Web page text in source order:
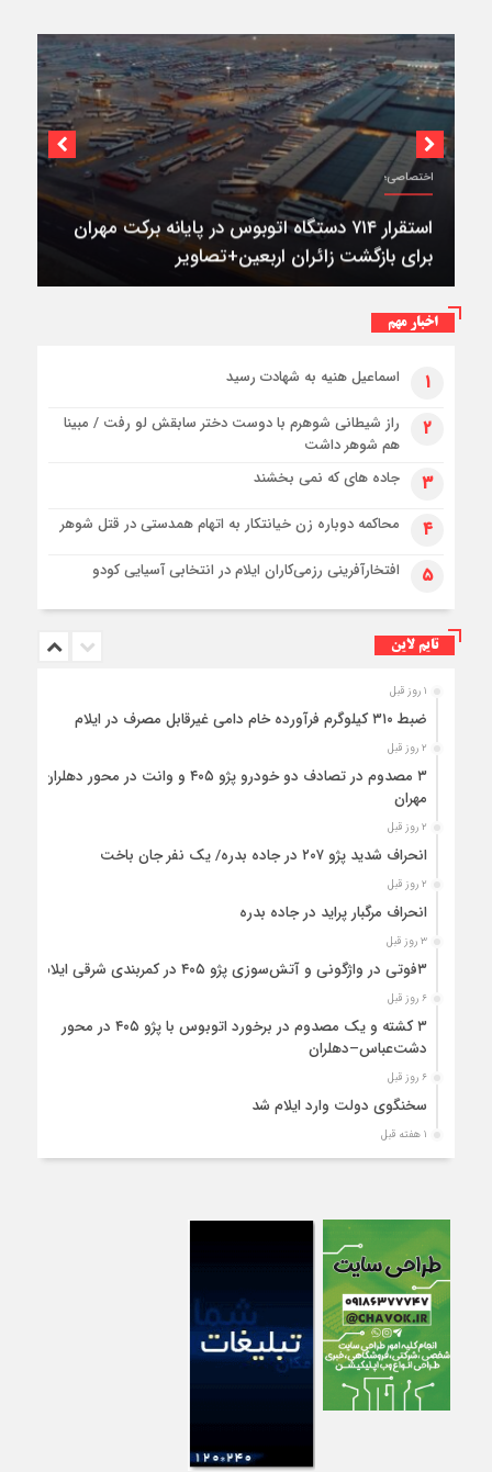
اختصاصی؛
استقرار ۷۱۴ دستگاه اتوبوس در پایانه برکت مهران
برای بازگشت زائران اربعین+تصاویر
اخبار مهم
۱ اسماعیل هنیه به شهادت رسید
۲
راز شیطانی شوهرم با دوست دختر سابقش لو رفت / مبینا
هم شوهر داشت
۳ جاده های که نمی بخشند
۴ محاکمه دوباره زن خیانتکار به اتهام همدستی در قتل شوهر
۵ افتخارآفرینی رزمی‌کاران ایلام در انتخابی آسیایی کودو
تایم لاین
۱ روز قبل
ضبط ۳۱۰ کیلوگرم فرآورده خام دامی غیرقابل مصرف در ایلام
۲ روز قبل
۳ مصدوم در تصادف دو خودرو پژو ۴۰۵ و وانت در محور دهلران-
مهران
۲ روز قبل
انحراف شدید پژو ۲۰۷ در جاده بدره/ یک نفر جان باخت
۲ روز قبل
انحراف مرگبار پراید در جاده بدره
۳ روز قبل
۳فوتی در واژگونی و آتش‌سوزی پژو ۴۰۵ در کمربندی شرقی ایلام
۶ روز قبل
۳ کشته و یک مصدوم در برخورد اتوبوس با پژو ۴۰۵ در محور
دشت‌عباس–دهلران
۶ روز قبل
سخنگوی دولت وارد ایلام شد
۱ هفته قبل
استقرار ۷۱۴ دستگاه اتوبوس در پایانه برکت مهران برای بازگشت
واژگونی مرگبار پژوپارس در محور دهلران/ ۴ زائر اربعین جان باختند
۱ هفته قبل
۴کشته و یک مصدوم در حادثه مرگبار واژگونی خودرو پژو پارس در
دهلران
۱ هفته قبل
انتقال هوایی زائر اربعین از ایلام به تهران